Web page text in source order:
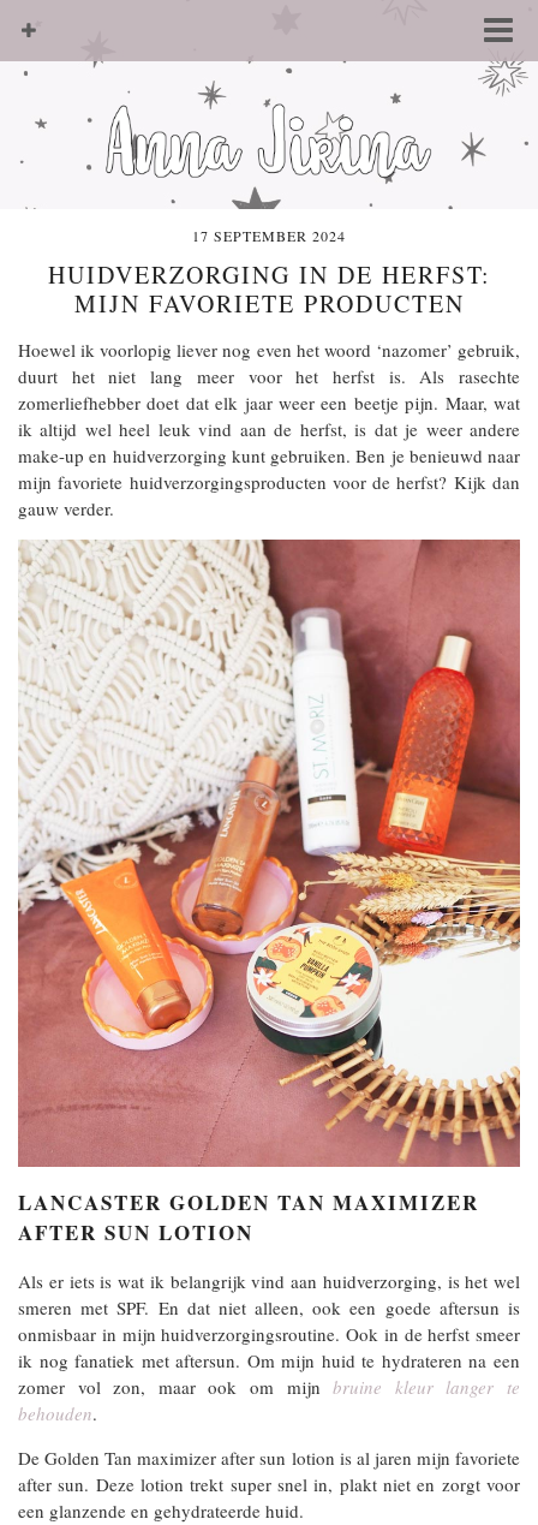
17 SEPTEMBER 2024
HUIDVERZORGING IN DE HERFST:
MIJN FAVORIETE PRODUCTEN
Hoewel ik voorlopig liever nog even het woord ‘nazomer’ gebruik,
duurt het niet lang meer voor het herfst is. Als rasechte
zomerliefhebber doet dat elk jaar weer een beetje pijn. Maar, wat
ik altijd wel heel leuk vind aan de herfst, is dat je weer andere
make-up en huidverzorging kunt gebruiken. Ben je benieuwd naar
mijn favoriete huidverzorgingsproducten voor de herfst? Kijk dan
gauw verder.
LANCASTER GOLDEN TAN MAXIMIZER
AFTER SUN LOTION
Als er iets is wat ik belangrijk vind aan huidverzorging, is het wel
smeren met SPF. En dat niet alleen, ook een goede aftersun is
onmisbaar in mijn huidverzorgingsroutine. Ook in de herfst smeer
ik nog fanatiek met aftersun. Om mijn huid te hydrateren na een
zomer vol zon, maar ook om mijnbruine kleur langer te
behouden.
De Golden Tan maximizer after sun lotion is al jaren mijn favoriete
after sun. Deze lotion trekt super snel in, plakt niet en zorgt voor
een glanzende en gehydrateerde huid.